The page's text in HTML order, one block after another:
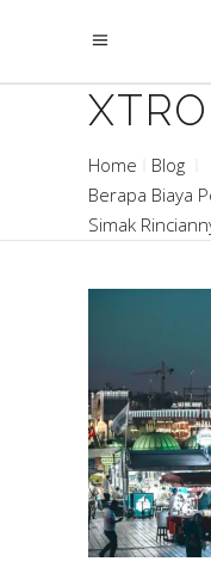
Home
Blog
Berapa Biaya
Simak